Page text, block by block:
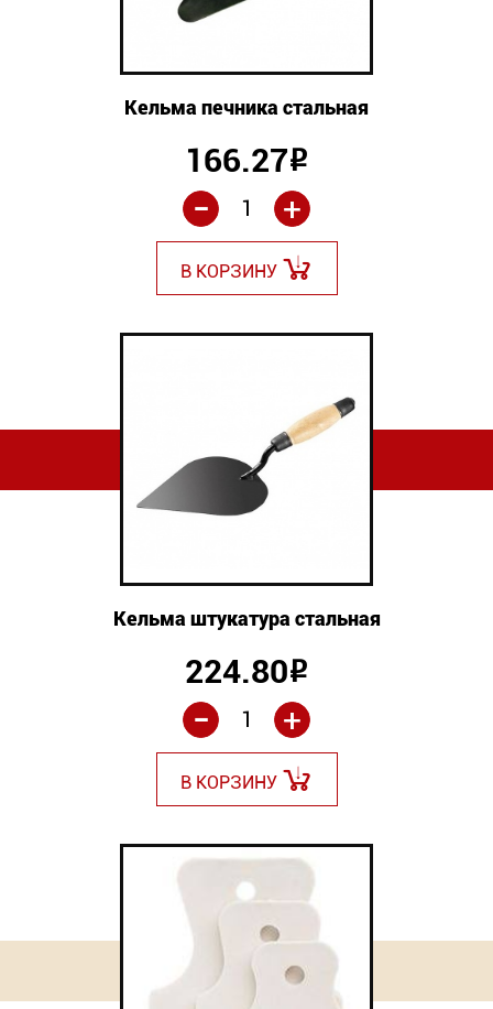
Кельма печника стальная
166.27Р
+
-
В КОРЗИНУ
Кельма штукатура стальная
224.80Р
+
-
В КОРЗИНУ